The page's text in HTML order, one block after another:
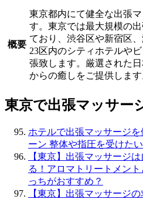
概要
東京都内にて健全な出張
す。東京では最大規模の
ており、渋谷区や新宿区
23区内のシティホテルや
張致します。厳選された
からの癒しをご提供します
東京で出張マッサー
ホテルで出張マッサージ
ーン 整体や指圧を受けた
【東京】出張マッサージ
る！アロマトリートメン
っちがおすすめ？
【東京】出張マッサージ